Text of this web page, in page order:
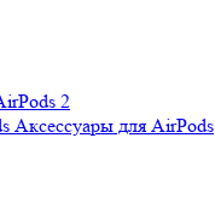
2
Аксессуары для AirPods